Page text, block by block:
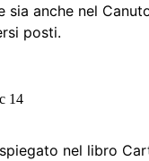
sia anche nel
posti.
14
nel libro